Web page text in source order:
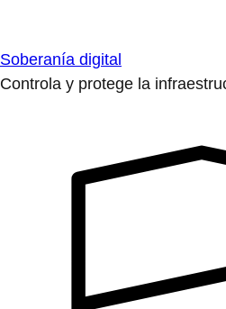
Soberanía digital
Controla y protege la